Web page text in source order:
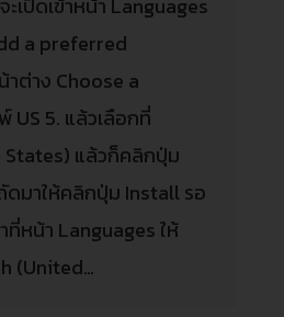
a preferred
ต่าง Choose a
US 5. แล้วเลือกที่
States) แล้วก็คลิกปุ่ม
ดมาให้คลิกปุ่ม Install รอ
ที่หน้า Languages ให้
(United…